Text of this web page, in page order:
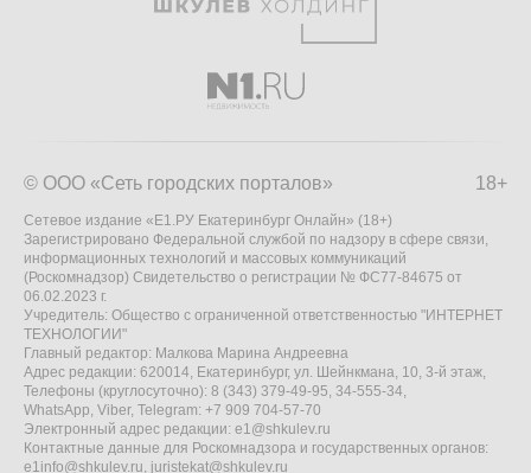
18+
© ООО «Сеть городских порталов»
Сетевое издание «Е1.РУ Екатеринбург Онлайн» (18+)
Зарегистрировано Федеральной службой по надзору в сфере связи,
информационных технологий и массовых коммуникаций
(Роскомнадзор) Свидетельство о регистрации № ФС77-84675 от
06.02.2023 г.
Учредитель: Общество с ограниченной ответственностью "ИНТЕРНЕТ
ТЕХНОЛОГИИ"
Главный редактор: Малкова Марина Андреевна
Адрес редакции: 620014, Екатеринбург, ул. Шейнкмана, 10, 3-й этаж,
Телефоны (круглосуточно): 8 (343) 379-49-95, 34-555-34,
WhatsApp, Viber, Telegram: +7 909 704-57-70
Электронный адрес редакции: e1@shkulev.ru
Контактные данные для Роскомнадзора и государственных органов:
e1info@shkulev.ru, juristekat@shkulev.ru